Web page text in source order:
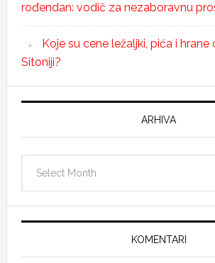
rođendan: vodič za nezaboravnu
Koje su cene ležaljki, pića i
Sitoniji?
ARHIVA
KOMENTARI